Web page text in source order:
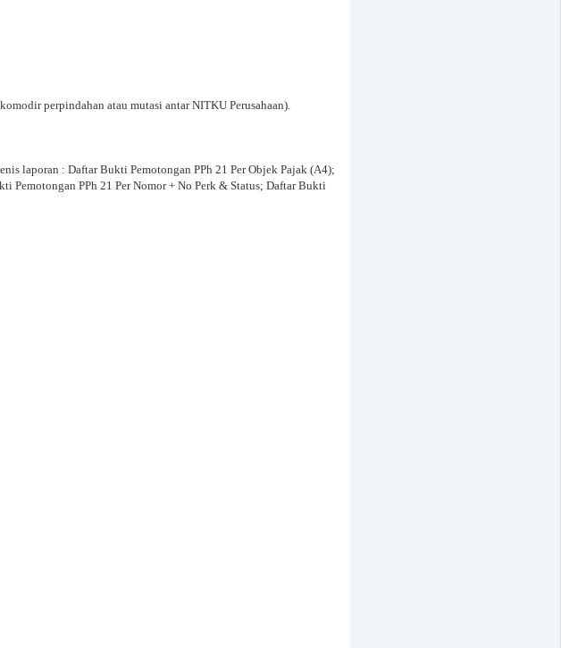
perpindahan atau mutasi antar NITKU Perusahaan).
laporan : Daftar Bukti Pemotongan PPh 21 Per Objek Pajak (A4);
Pemotongan PPh 21 Per Nomor + No Perk & Status; Daftar Bukti